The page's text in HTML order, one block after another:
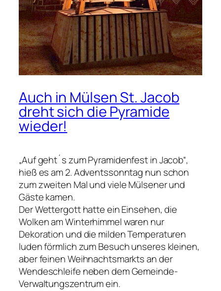
Auch in Mülsen St. Jacob
dreht sich die Pyramide
wieder!
„Auf geht´s zum Pyramidenfest in Jacob“,
hieß es am 2. Adventssonntag nun schon
zum zweiten Mal und viele Mülsener und
Gäste kamen.
Der Wettergott hatte ein Einsehen, die
Wolken am Winterhimmel waren nur
Dekoration und die milden Temperaturen
luden förmlich zum Besuch unseres kleinen,
aber feinen Weihnachtsmarkts an der
Wendeschleife neben dem Gemeinde-
Verwaltungszentrum ein.